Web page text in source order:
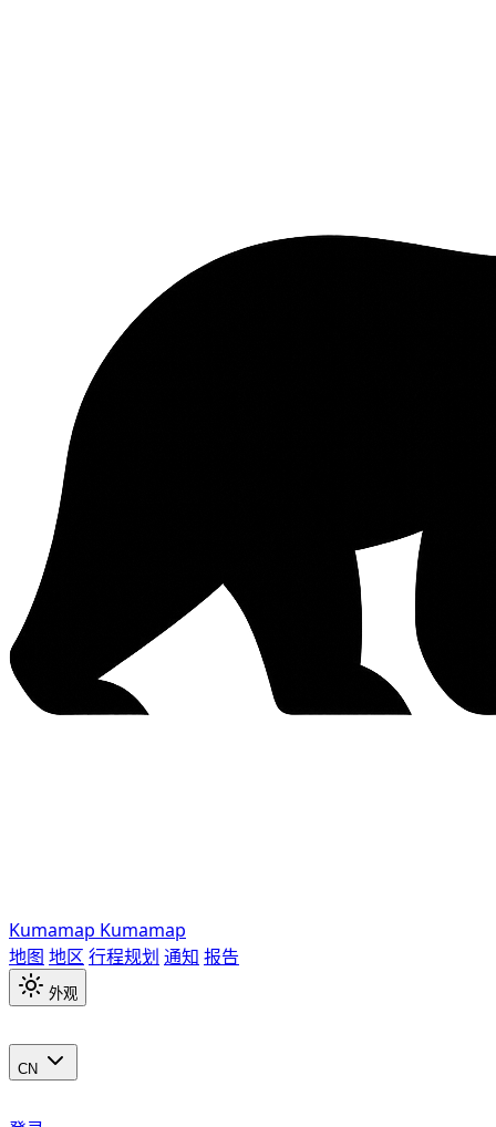
Kumamap Kumamap
地图 地区 行程规划 通知 报告
外观
CN